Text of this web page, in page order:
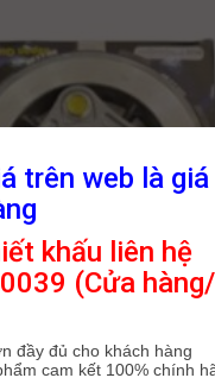
trên web là
khấu liên hệ
(Cửa
đầy đủ cho khách hàng
cam kết 100% chính